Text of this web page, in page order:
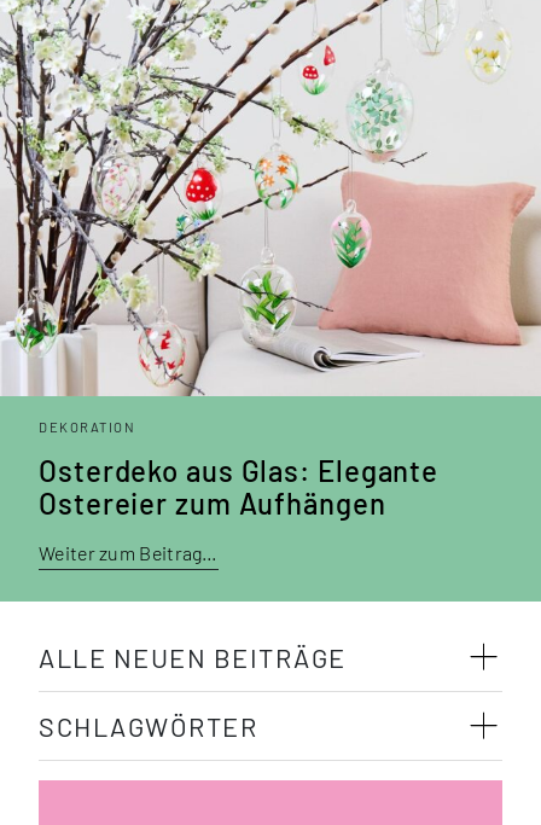
DEKORATION
Osterdeko aus Glas: Elegante
Ostereier zum Aufhängen
Weiter zum Beitrag…
ALLE NEUEN BEITRÄGE
SCHLAGWÖRTER